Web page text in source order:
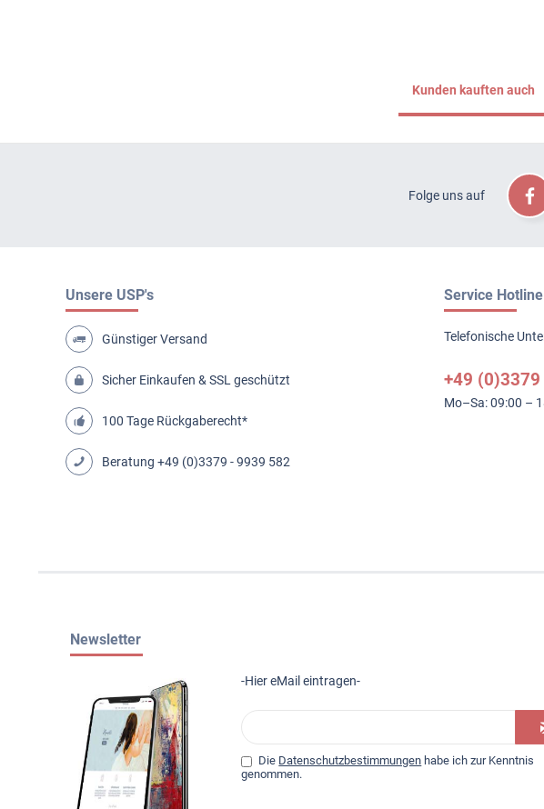
Kunden kauften auch
Folge uns auf
Unsere USP's
Günstiger Versand
Sicher Einkaufen & SSL geschützt
100 Tage Rückgaberecht*
Beratung +49 (0)3379 - 9939 582
Service Hotline
Telefonische
+49
Mo–Sa: 09:00 –
Newsletter
-Hier eMail eintragen-
Die Datenschutzbestimmungen habe ich zur Kenntnis
genommen.